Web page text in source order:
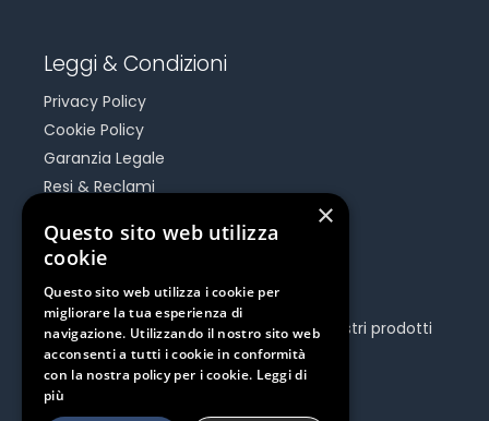
Leggi & Condizioni
Privacy Policy
Cookie Policy
Garanzia Legale
Resi & Reclami
Be Social
Seguici e rimani aggiornato su tutti i nostri prodotti
e iniziative.
×
Questo sito web utilizza
cookie
Questo sito web utilizza i cookie per
migliorare la tua esperienza di
navigazione. Utilizzando il nostro sito web
acconsenti a tutti i cookie in conformità
con la nostra policy per i cookie. Leggi di
più